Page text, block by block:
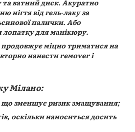
ватний диск. Акуратно
нігтя від гель-лаку за
палички. Або
лопатку для манікюру.
продовжує міцно триматися на
нанести rемover і
Мілано:
зменшує ризик змащування;
оскільки наноситься досить